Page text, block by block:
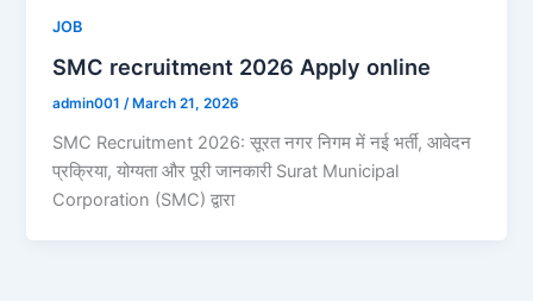
JOB
SMC recruitment 2026 Apply online
admin001/ March 21, 2026
SMC Recruitment 2026: सूरत नगर निगम में नई भर्ती, आवेदन
प्रक्रिया, योग्यता और पूरी जानकारी Surat Municipal
Corporation (SMC) द्वारा